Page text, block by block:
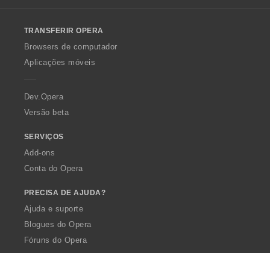
w
O
p
a
TRANSFERIR OPERA
Browsers de computador
Aplicações móveis
Dev.Opera
Versão beta
SERVIÇOS
Add-ons
Conta do Opera
PRECISA DE AJUDA?
Ajuda e suporte
Blogues do Opera
Fóruns do Opera